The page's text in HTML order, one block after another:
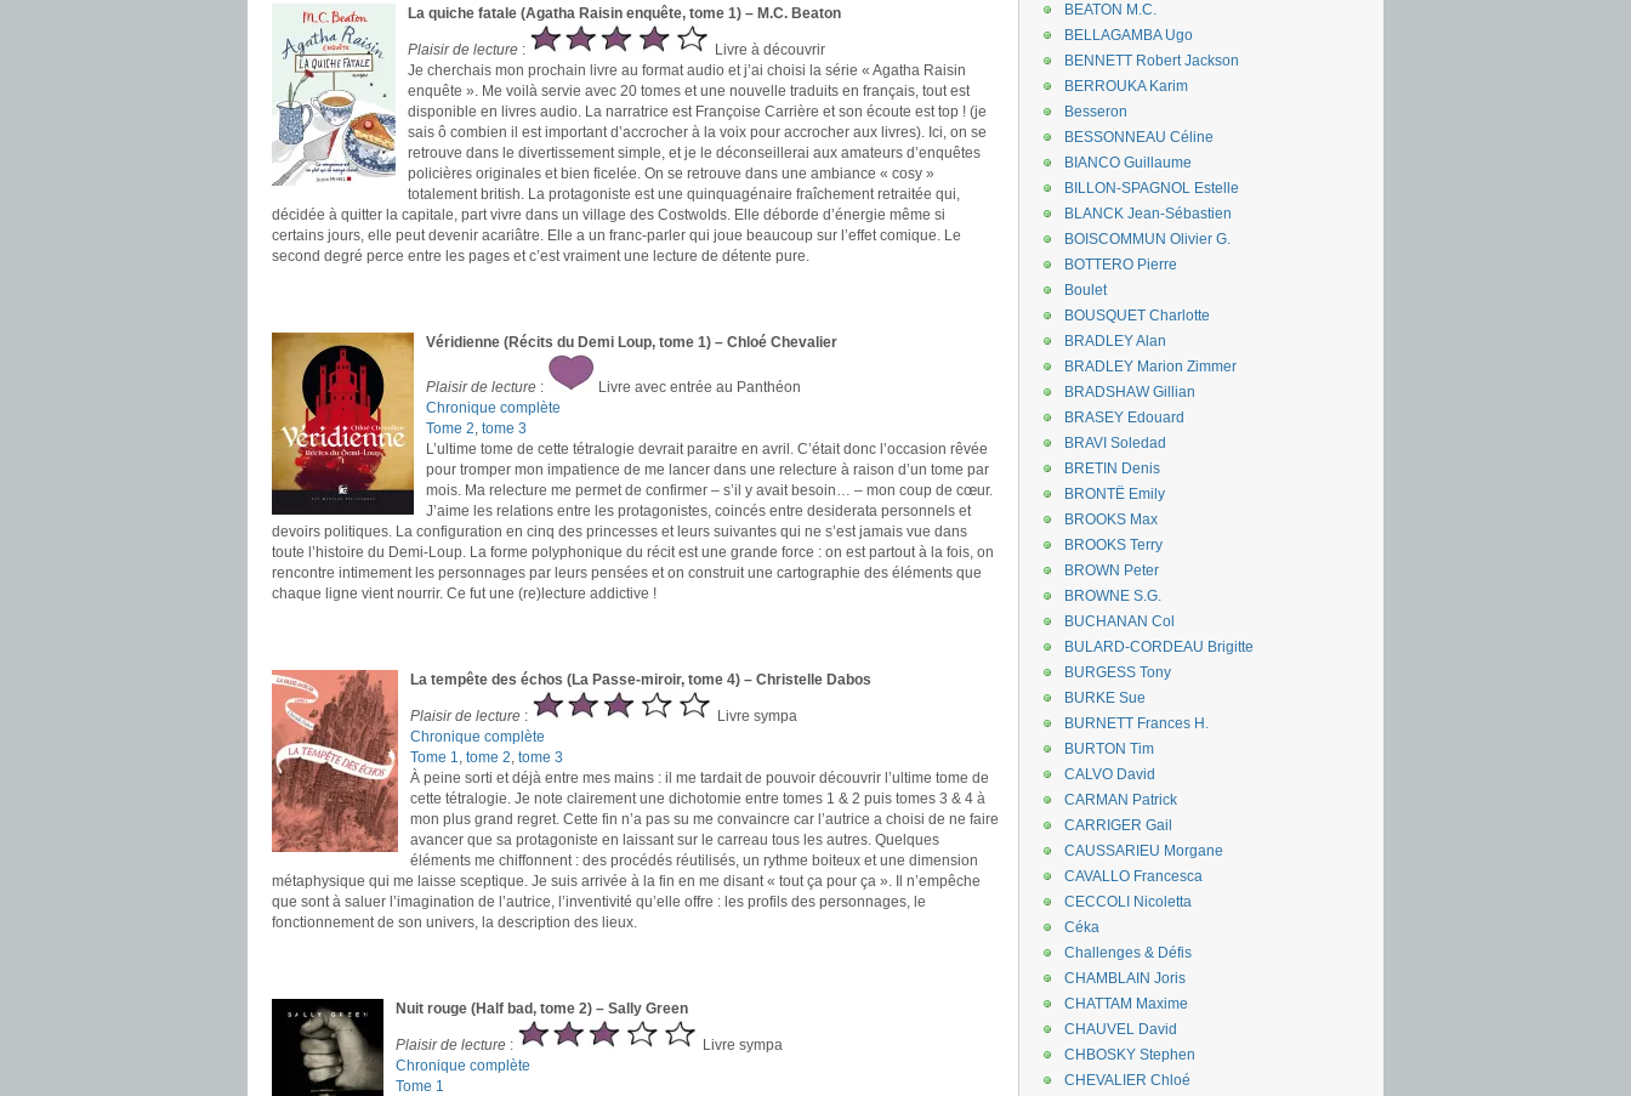
La quiche fatale (Agatha Raisin enquête, tome 1) – M.C. Beaton
Plaisir de lecture :
Livre à découvrir
Je cherchais mon prochain livre au format audio et j’ai choisi la série « Agatha Raisin
enquête ». Me voilà servie avec 20 tomes et une nouvelle traduits en français, tout est
disponible en livres audio. La narratrice est Françoise Carrière et son écoute est top ! (je
sais ô combien il est important d’accrocher à la voix pour accrocher aux livres). Ici, on se
retrouve dans le divertissement simple, et je le déconseillerai aux amateurs d’enquêtes
policières originales et bien ficelée. On se retrouve dans une ambiance « cosy »
totalement british. La protagoniste est une quinquagénaire fraîchement retraitée qui,
décidée à quitter la capitale, part vivre dans un village des Costwolds. Elle déborde d’énergie même si
certains jours, elle peut devenir acariâtre. Elle a un franc-parler qui joue beaucoup sur l’effet comique. Le
second degré perce entre les pages et c’est vraiment une lecture de détente pure.
Véridienne (Récits du Demi Loup, tome 1) – Chloé Chevalier
Plaisir de lecture :
Livre avec entrée au Panthéon
Chronique complète
Tome 2, tome 3
L’ultime tome de cette tétralogie devrait paraitre en avril. C’était donc l’occasion rêvée
pour tromper mon impatience de me lancer dans une relecture à raison d’un tome par
mois. Ma relecture me permet de confirmer – s’il y avait besoin… – mon coup de cœur.
J’aime les relations entre les protagonistes, coincés entre desiderata personnels et
devoirs politiques. La configuration en cinq des princesses et leurs suivantes qui ne s’est jamais vue dans
toute l’histoire du Demi-Loup. La forme polyphonique du récit est une grande force : on est partout à la fois, on
rencontre intimement les personnages par leurs pensées et on construit une cartographie des éléments que
chaque ligne vient nourrir. Ce fut une (re)lecture addictive !
La tempête des échos (La Passe-miroir, tome 4) – Christelle Dabos
Plaisir de lecture :
Livre sympa
Chronique complète
Tome 1, tome 2, tome 3
À peine sorti et déjà entre mes mains : il me tardait de pouvoir découvrir l’ultime tome de
cette tétralogie. Je note clairement une dichotomie entre tomes 1 & 2 puis tomes 3 & 4 à
mon plus grand regret. Cette fin n’a pas su me convaincre car l’autrice a choisi de ne faire
avancer que sa protagoniste en laissant sur le carreau tous les autres. Quelques
éléments me chiffonnent : des procédés réutilisés, un rythme boiteux et une dimension
métaphysique qui me laisse sceptique. Je suis arrivée à la fin en me disant « tout ça pour ça ». Il n’empêche
que sont à saluer l’imagination de l’autrice, l’inventivité qu’elle offre : les profils des personnages, le
fonctionnement de son univers, la description des lieux.
Nuit rouge (Half bad, tome 2) – Sally Green
Plaisir de lecture :
Livre sympa
Chronique complète
Tome 1
BEATON M.C.
BELLAGAMBA Ugo
BENNETT Robert Jackson
BERROUKA Karim
Besseron
BESSONNEAU Céline
BIANCO Guillaume
BILLON-SPAGNOL Estelle
BLANCK Jean-Sébastien
BOISCOMMUN Olivier G.
BOTTERO Pierre
Boulet
BOUSQUET Charlotte
BRADLEY Alan
BRADLEY Marion Zimmer
BRADSHAW Gillian
BRASEY Edouard
BRAVI Soledad
BRETIN Denis
BRONTË Emily
BROOKS Max
BROOKS Terry
BROWN Peter
BROWNE S.G.
BUCHANAN Col
BULARD-CORDEAU Brigitte
BURGESS Tony
BURKE Sue
BURNETT Frances H.
BURTON Tim
CALVO David
CARMAN Patrick
CARRIGER Gail
CAUSSARIEU Morgane
CAVALLO Francesca
CECCOLI Nicoletta
Céka
Challenges & Défis
CHAMBLAIN Joris
CHATTAM Maxime
CHAUVEL David
CHBOSKY Stephen
CHEVALIER Chloé